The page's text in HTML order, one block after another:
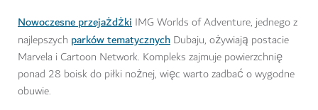
Nowoczesne przejażdżki IMG Worlds of Adventure, jednego z
najlepszych parków tematycznych Dubaju, ożywiają postacie
Marvela i Cartoon Network. Kompleks zajmuje powierzchnię
ponad 28 boisk do piłki nożnej, więc warto zadbać o wygodne
obuwie.